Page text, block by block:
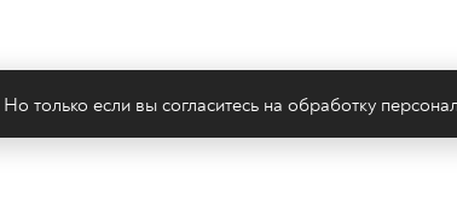
только если вы согласитесь на обработку